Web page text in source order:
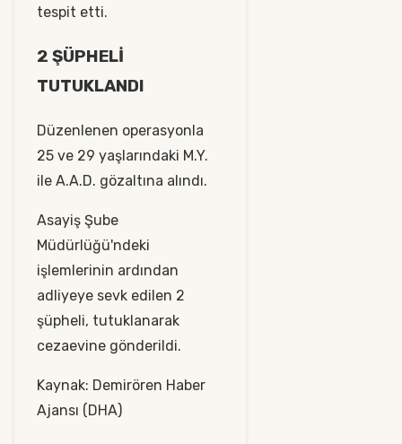
tespit etti.
2 ŞÜPHELİ
TUTUKLANDI
Düzenlenen operasyonla
25 ve 29 yaşlarındaki M.Y.
ile A.A.D. gözaltına alındı.
Asayiş Şube
Müdürlüğü'ndeki
işlemlerinin ardından
adliyeye sevk edilen 2
şüpheli, tutuklanarak
cezaevine gönderildi.
Kaynak: Demirören Haber
Ajansı (DHA)